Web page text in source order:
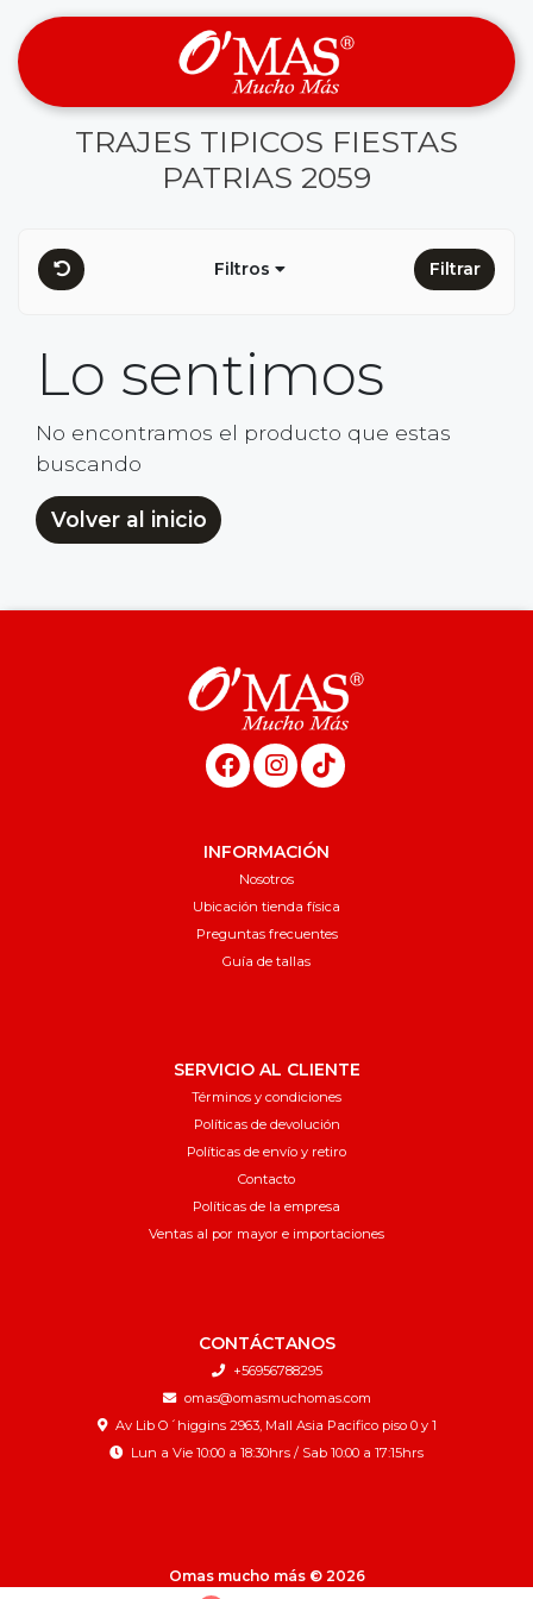
TRAJES TIPICOS FIESTAS
PATRIAS 2059
Filtros Filtrar
Lo sentimos
No encontramos el producto que estas
buscando
Volver al inicio
INFORMACIÓN
Nosotros
Ubicación tienda física
Preguntas frecuentes
Guía de tallas
SERVICIO AL CLIENTE
Términos y condiciones
Políticas de devolución
Políticas de envío y retiro
Contacto
Políticas de la empresa
Ventas al por mayor e importaciones
CONTÁCTANOS
+56956788295
omas@omasmuchomas.com
Av Lib O´higgins 2963, Mall Asia Pacifico piso 0 y 1
Lun a Vie 10:00 a 18:30hrs / Sab 10:00 a 17:15hrs
Omas mucho más © 2026